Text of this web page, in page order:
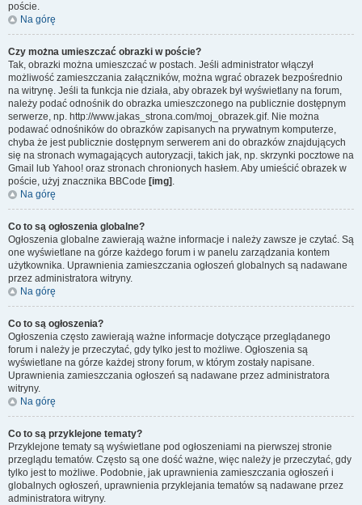
poście.
Na górę
Czy można umieszczać obrazki w poście?
Tak, obrazki można umieszczać w postach. Jeśli administrator włączył
możliwość zamieszczania załączników, można wgrać obrazek bezpośrednio
na witrynę. Jeśli ta funkcja nie działa, aby obrazek był wyświetlany na forum,
należy podać odnośnik do obrazka umieszczonego na publicznie dostępnym
serwerze, np. http://www.jakas_strona.com/moj_obrazek.gif. Nie można
podawać odnośników do obrazków zapisanych na prywatnym komputerze,
chyba że jest publicznie dostępnym serwerem ani do obrazków znajdujących
się na stronach wymagających autoryzacji, takich jak, np. skrzynki pocztowe na
Gmail lub Yahoo! oraz stronach chronionych hasłem. Aby umieścić obrazek w
poście, użyj znacznika BBCode [img] .
Na górę
Co to są ogłoszenia globalne?
Ogłoszenia globalne zawierają ważne informacje i należy zawsze je czytać. Są
one wyświetlane na górze każdego forum i w panelu zarządzania kontem
użytkownika. Uprawnienia zamieszczania ogłoszeń globalnych są nadawane
przez administratora witryny.
Na górę
Co to są ogłoszenia?
Ogłoszenia często zawierają ważne informacje dotyczące przeglądanego
forum i należy je przeczytać, gdy tylko jest to możliwe. Ogłoszenia są
wyświetlane na górze każdej strony forum, w którym zostały napisane.
Uprawnienia zamieszczania ogłoszeń są nadawane przez administratora
witryny.
Na górę
Co to są przyklejone tematy?
Przyklejone tematy są wyświetlane pod ogłoszeniami na pierwszej stronie
przeglądu tematów. Często są one dość ważne, więc należy je przeczytać, gdy
tylko jest to możliwe. Podobnie, jak uprawnienia zamieszczania ogłoszeń i
globalnych ogłoszeń, uprawnienia przyklejania tematów są nadawane przez
administratora witryny.